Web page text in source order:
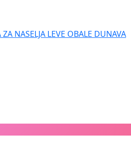
NASELJA LEVE OBALE DUNAVA